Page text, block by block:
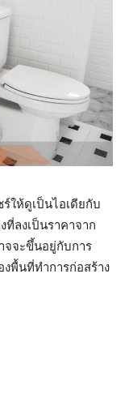
ร์ให้ดูเป็นไอเดียกับ
ที่ลงเป็นราคาจาก
จจะขึ้นอยู่กับการ
งพื้นที่ทำการก่อสร้าง